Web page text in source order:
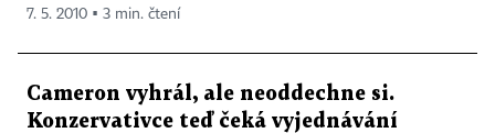
7. 5. 2010 ▪ 3 min. čtení
Cameron vyhrál, ale neoddechne si.
Konzervativce teď čeká vyjednávání